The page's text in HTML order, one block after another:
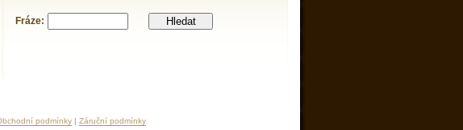
Fráze: Hledat
podmínky | Záruční podmínky